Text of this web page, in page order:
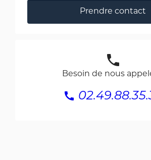
Prendre contact
phone
Besoin de nous
call